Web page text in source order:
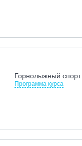
Горнолыжный спорт
Программа курса